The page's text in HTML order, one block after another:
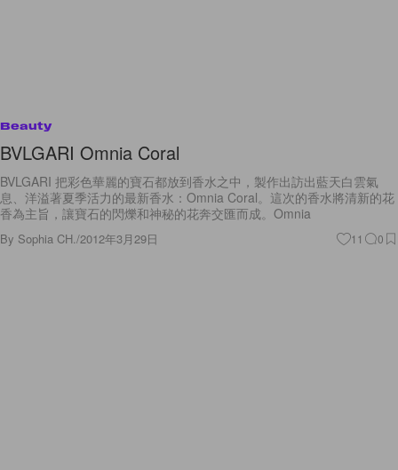
Beauty
BVLGARI Omnia Coral
BVLGARI 把彩色華麗的寶石都放到香水之中，製作出訪出藍天白雲氣
息、洋溢著夏季活力的最新香水：Omnia Coral。這次的香水將清新的花
香為主旨，讓寶石的閃爍和神秘的花奔交匯而成。Omnia
By Sophia CH./2012年3月29日 11 0